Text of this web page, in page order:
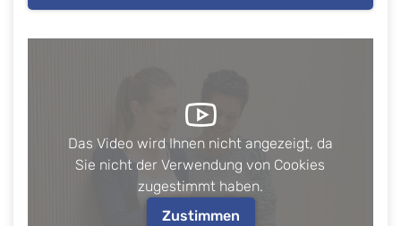
Das Video wird Ihnen nicht angezeigt, da
Sie nicht der Verwendung von Cookies
zugestimmt haben.
Zustimmen